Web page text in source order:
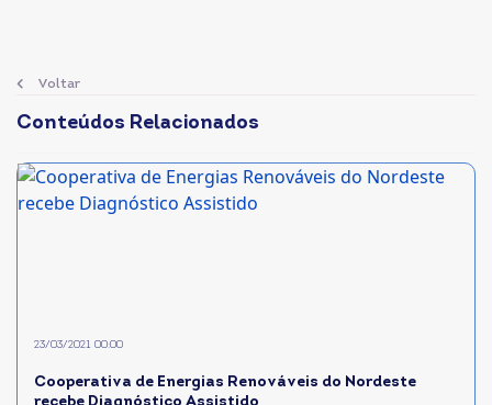
Voltar
Conteúdos Relacionados
Cooperativa de Energias Renováveis do Nordeste
23/03/2021 00:00